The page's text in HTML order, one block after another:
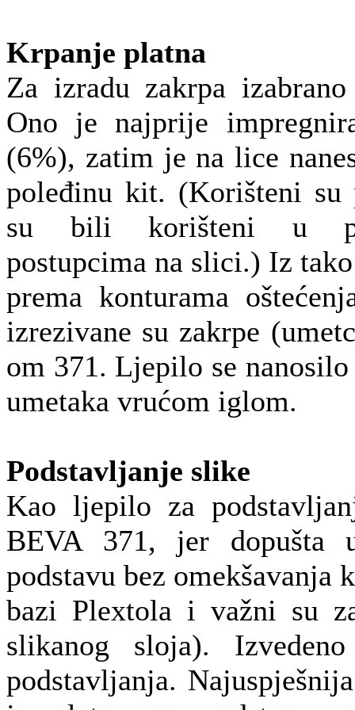
Krpanje platna
Za izradu zakrpa
Ono je najprije
(6%), zatim je na lice
poleđinu kit. (Korišteni
su bili korišteni u
postupcima na slici.) Iz
prema konturama
izrezivane su zakrpe
om 371. Ljepilo se
umetaka vrućom iglom.
Podstavljanje slike
Kao ljepilo za
BEVA 371, jer dopušta
podstavu bez
bazi Plextola i važni su
slikanog sloja).
podstavljanja.